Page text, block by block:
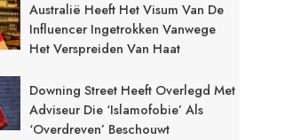
Australië Heeft Het Visum Van De
Influencer Ingetrokken Vanwege
Het Verspreiden Van Haat
Downing Street Heeft Overlegd Met
Adviseur Die ‘islamofobie’ Als
‘overdreven’ Beschouwt